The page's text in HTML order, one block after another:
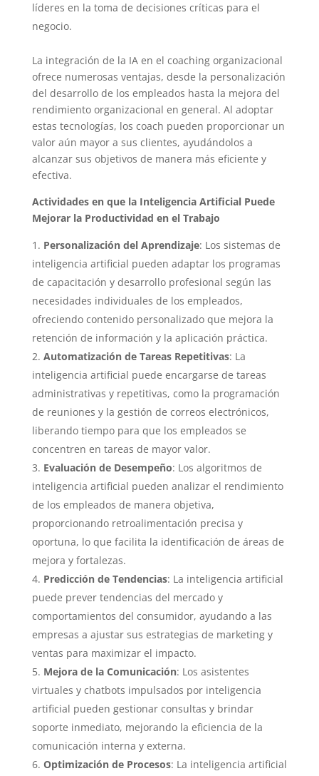
líderes en la toma de decisiones críticas para el
negocio.
La integración de la IA en el coaching organizacional
ofrece numerosas ventajas, desde la personalización
del desarrollo de los empleados hasta la mejora del
rendimiento organizacional en general. Al adoptar
estas tecnologías, los coach pueden proporcionar un
valor aún mayor a sus clientes, ayudándolos a
alcanzar sus objetivos de manera más eficiente y
efectiva.
Actividades en que la Inteligencia Artificial Puede
Mejorar la Productividad en el Trabajo
Personalización del Aprendizaje: Los sistemas de
inteligencia artificial pueden adaptar los programas
de capacitación y desarrollo profesional según las
necesidades individuales de los empleados,
ofreciendo contenido personalizado que mejora la
retención de información y la aplicación práctica.
Automatización de Tareas Repetitivas: La
inteligencia artificial puede encargarse de tareas
administrativas y repetitivas, como la programación
de reuniones y la gestión de correos electrónicos,
liberando tiempo para que los empleados se
concentren en tareas de mayor valor.
Evaluación de Desempeño: Los algoritmos de
inteligencia artificial pueden analizar el rendimiento
de los empleados de manera objetiva,
proporcionando retroalimentación precisa y
oportuna, lo que facilita la identificación de áreas de
mejora y fortalezas.
Predicción de Tendencias: La inteligencia artificial
puede prever tendencias del mercado y
comportamientos del consumidor, ayudando a las
empresas a ajustar sus estrategias de marketing y
ventas para maximizar el impacto.
Mejora de la Comunicación: Los asistentes
virtuales y chatbots impulsados por inteligencia
artificial pueden gestionar consultas y brindar
soporte inmediato, mejorando la eficiencia de la
comunicación interna y externa.
Optimización de Procesos: La inteligencia artificial